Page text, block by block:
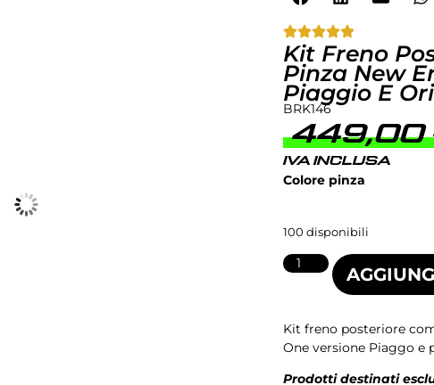
Kit Freno
Pinza New
Piaggio E
BRK146
449,00
IVA INCLUSA
Colore pinza
100 disponibili
Kit freno posteriore
One versione Piaggo e
Prodotti destinati